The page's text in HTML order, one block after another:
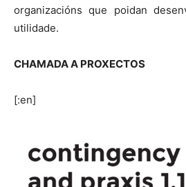
organizacións que poidan
utilidade.
CHAMADA A PROXECTOS
[:en]